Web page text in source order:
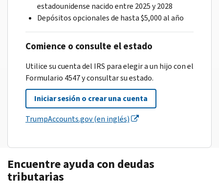
estadounidense nacido entre 2025 y 2028
Depósitos opcionales de hasta $5,000 al año
Comience o consulte el estado
Utilice su cuenta del IRS para elegir a un hijo con el
Formulario 4547 y consultar su estado.
Iniciar sesión o crear una cuenta
TrumpAccounts.gov (en inglés)
Encuentre ayuda con deudas
tributarias